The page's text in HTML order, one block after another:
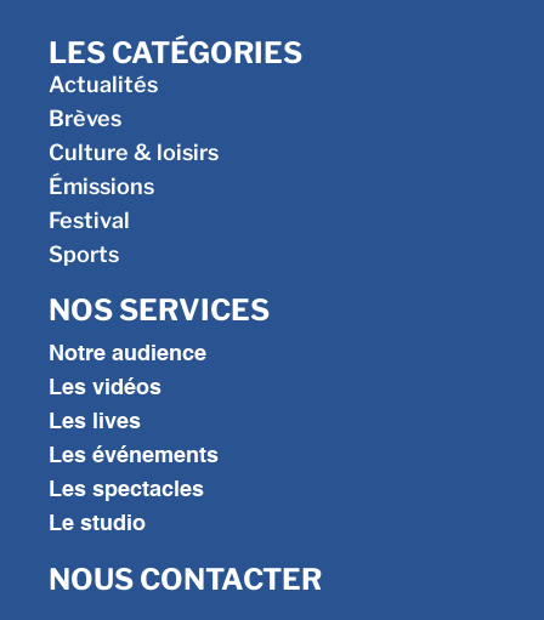
LES CATÉGORIES
Actualités
Brèves
Culture & loisirs
Émissions
Festival
Sports
NOS SERVICES
Notre audience
Les vidéos
Les lives
Les événements
Les spectacles
Le studio
NOUS CONTACTER